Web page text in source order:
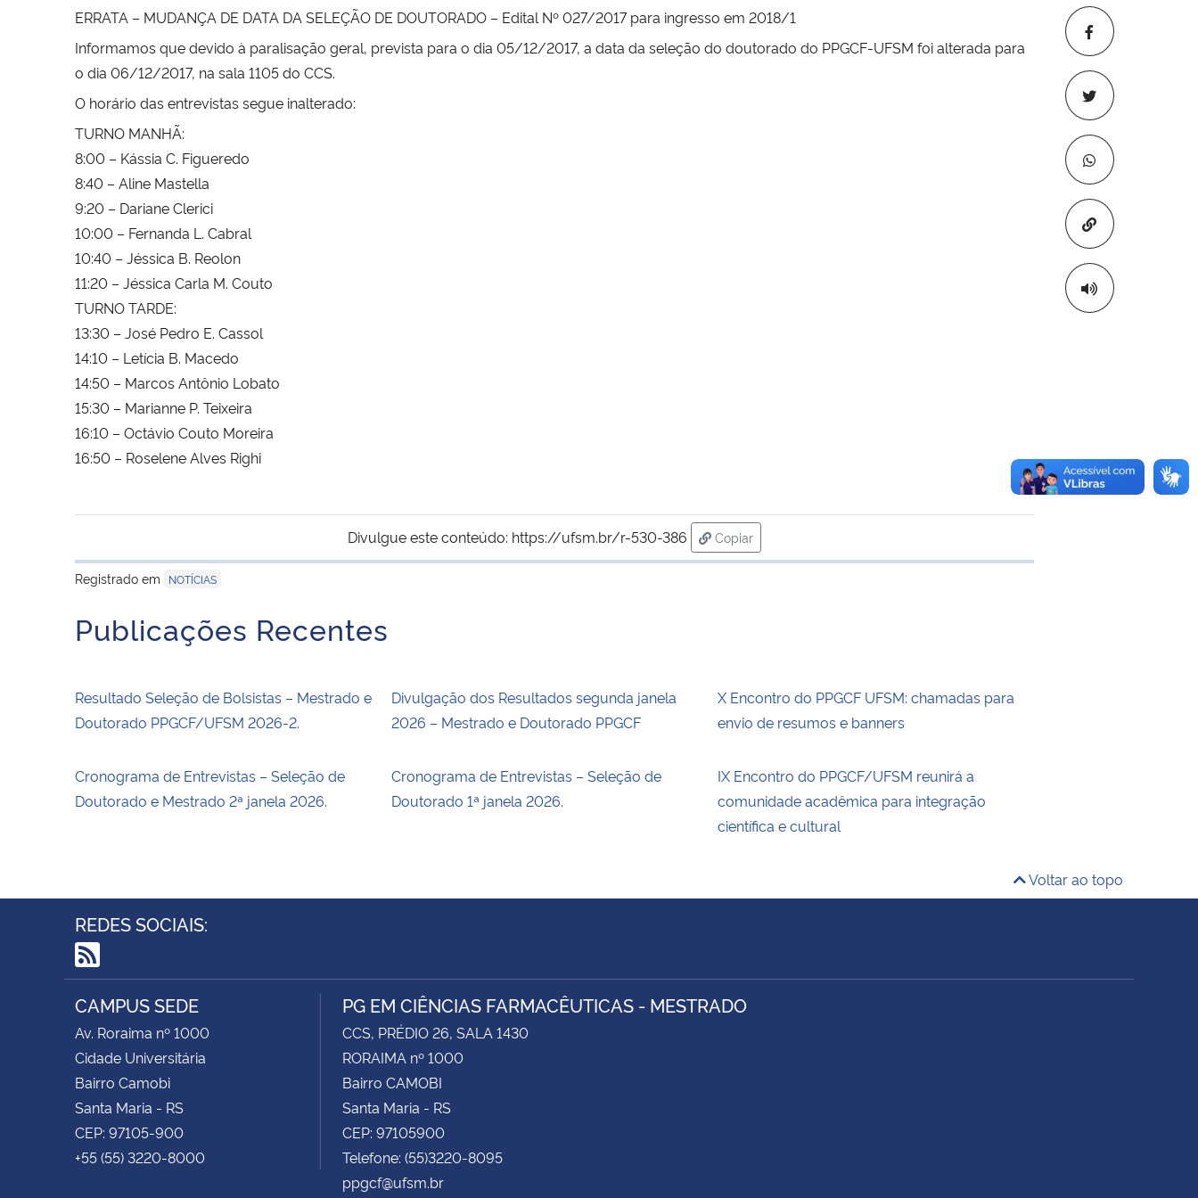
Copiar para
ERRATA – MUDANÇA DE DATA DA SELEÇÃO DE DOUTORADO – Edital Nº 027/2017 para ingresso em 2018/1
Informamos que devido à paralisação geral, prevista para o dia 05/12/2017, a data da seleção do doutorado do PPGCF-UFSM foi alterada para
o dia 06/12/2017, na sala 1105 do CCS.
O horário das entrevistas segue inalterado:
TURNO MANHÃ:
8:00 – Kássia C. Figueredo
8:40 – Aline Mastella
9:20 – Dariane Clerici
10:00 – Fernanda L. Cabral
10:40 – Jéssica B. Reolon
11:20 – Jéssica Carla M. Couto
TURNO TARDE:
13:30 – José Pedro E. Cassol
14:10 – Letícia B. Macedo
14:50 – Marcos Antônio Lobato
15:30 – Marianne P. Teixeira
16:10 – Octávio Couto Moreira
16:50 – Roselene Alves Righi
Divulgue este conteúdo: https://ufsm.br/r-530-386
Copiar
para área de transferência
Registrado em
NOTÍCIAS
Publicações Recentes
Resultado Seleção de Bolsistas – Mestrado e
Doutorado PPGCF/UFSM 2026-2.
Divulgação dos Resultados segunda janela
2026 – Mestrado e Doutorado PPGCF
X Encontro do PPGCF UFSM: chamadas para
envio de resumos e banners
Cronograma de Entrevistas – Seleção de
Doutorado e Mestrado 2ª janela 2026.
Cronograma de Entrevistas – Seleção de
Doutorado 1ª janela 2026.
IX Encontro do PPGCF/UFSM reunirá a
comunidade acadêmica para integração
científica e cultural
Voltar ao topo
REDES SOCIAIS:
RSS
CAMPUS SEDE
Av. Roraima nº 1000
Cidade Universitária
Bairro Camobi
Santa Maria - RS
CEP: 97105-900
+55 (55) 3220-8000
PG EM CIÊNCIAS FARMACÊUTICAS - MESTRADO
CCS, PRÉDIO 26, SALA 1430
RORAIMA nº 1000
Bairro CAMOBI
Santa Maria - RS
CEP: 97105900
Telefone: (55)3220-8095
ppgcf@ufsm.br